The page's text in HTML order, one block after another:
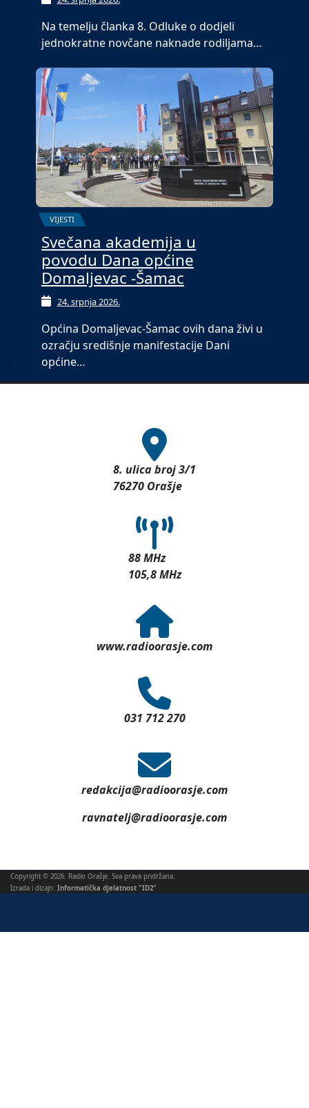
Na temelju članka 8. Odluke o dodjeli
jednokratne novčane naknade rodiljama…
VIJESTI
Svečana akademija u
povodu Dana općine
Domaljevac -Šamac
24. srpnja 2026.
Općina Domaljevac-Šamac ovih dana živi u
ozračju središnje manifestacije Dani
općine…
8. ulica broj 3/1
76270 Orašje
88 MHz
105,8 MHz
www.radioorasje.com
031 712 270
redakcija@radioorasje.com
ravnatelj@radioorasje.com
Copyright © 2026. Radio Orašje. Sva prava pridržana.
Izrada i dizajn: Informatička djelatnost "ID2"